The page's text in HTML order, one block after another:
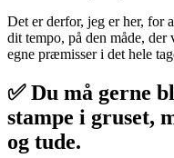
Det er derfor, jeg er her, for
dit tempo, på den måde,
egne præmisser i det hele
✅ Du må gerne
stampe i gruset,
og tude.